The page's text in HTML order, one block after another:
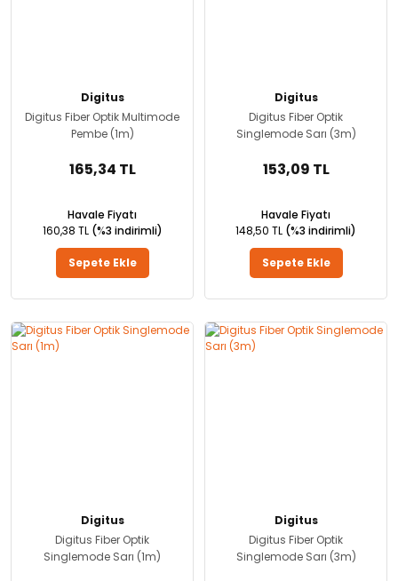
Digitus
Digitus Fiber Optik Multimode
Pembe (1m)
165,34 TL
Havale Fiyatı
160,38 TL (%3 indirimli)
Sepete Ekle
Digitus
Digitus Fiber Optik
Singlemode Sarı (3m)
153,09 TL
Havale Fiyatı
148,50 TL (%3 indirimli)
Sepete Ekle
Digitus
Digitus Fiber Optik
Singlemode Sarı (1m)
Digitus
Digitus Fiber Optik
Singlemode Sarı (3m)